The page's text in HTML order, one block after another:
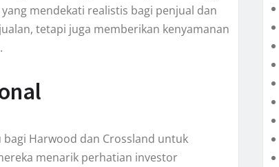
mendekati realistis bagi penjual dan
tetapi juga memberikan kenyamanan
Harwood dan Crossland untuk
menarik perhatian investor